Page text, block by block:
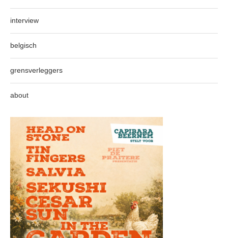
interview
belgisch
grensverleggers
about